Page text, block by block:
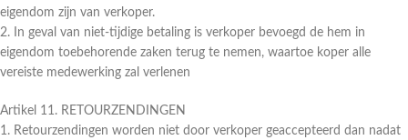
eigendom zijn van verkoper.
2. In geval van niet-tijdige betaling is verkoper bevoegd de hem in
eigendom toebehorende zaken terug te nemen, waartoe koper alle
vereiste medewerking zal verlenen
Artikel 11. RETOURZENDINGEN
1. Retourzendingen worden niet door verkoper geaccepteerd dan nadat